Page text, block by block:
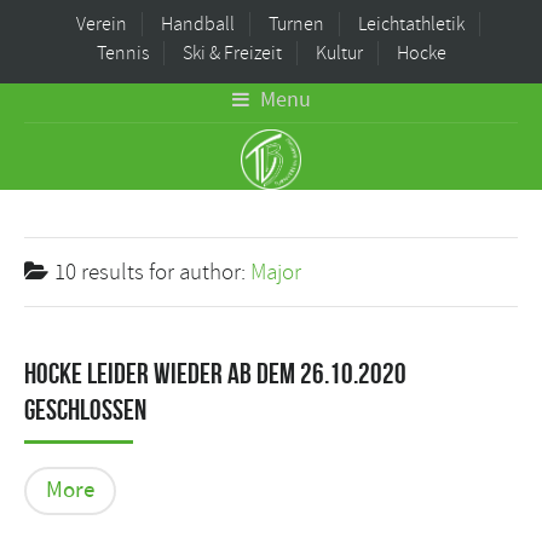
Verein Handball Turnen
Leichtathletik
Tennis
Ski & Freizeit Kultur Hocke
Menu
10 results for author: Major
Hocke leider wieder ab dem 26.10.2020
geschlossen
More